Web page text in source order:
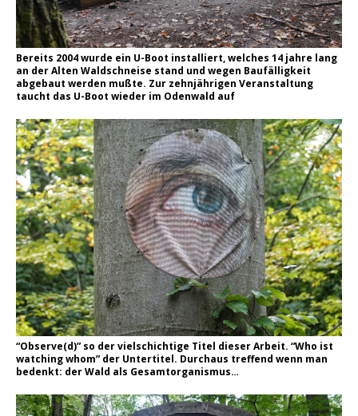
Bereits 2004 wurde ein U-Boot installiert, welches 14 jahre lang
an der Alten Waldschneise stand und wegen Baufälligkeit
abgebaut werden mußte. Zur zehnjährigen Veranstaltung
taucht das U-Boot wieder im Odenwald auf
“Observe(d)” so der vielschichtige Titel dieser Arbeit. “Who ist
watching whom” der Untertitel. Durchaus treffend wenn man
bedenkt: der Wald als Gesamtorganismus…